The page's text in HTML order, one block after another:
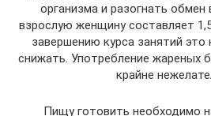
организма и разогнать
взрослую женщину составляет
завершению курса занятий это
снижать. Употребление жареных
крайне
Пищу готовить необходимо